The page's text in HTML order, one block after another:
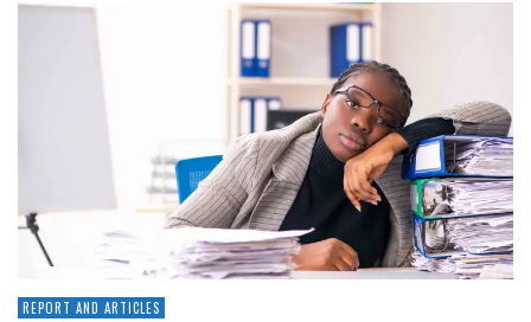
REPORT AND ARTICLES